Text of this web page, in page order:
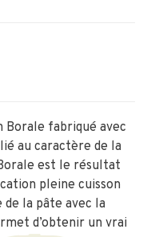
Borale fabriqué avec
au caractère de la
est le résultat
pleine cuisson
de la pâte avec la
d’obtenir un vrai